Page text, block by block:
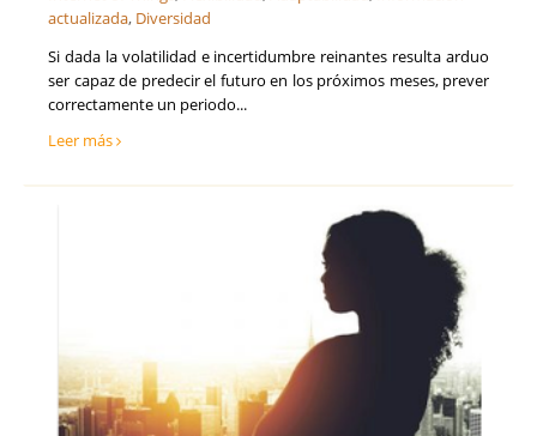
actualizada, Diversidad
Si dada la volatilidad e incertidumbre reinantes resulta arduo
ser capaz de predecir el futuro en los próximos meses, prever
correctamente un periodo...
Leer más